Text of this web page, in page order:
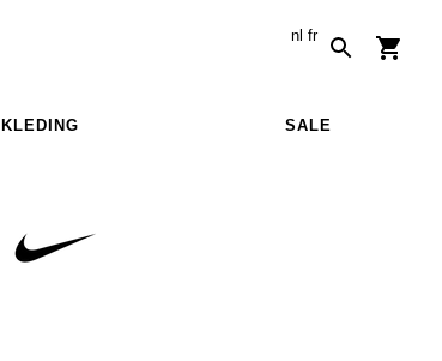
nl fr
KLEDING SALE